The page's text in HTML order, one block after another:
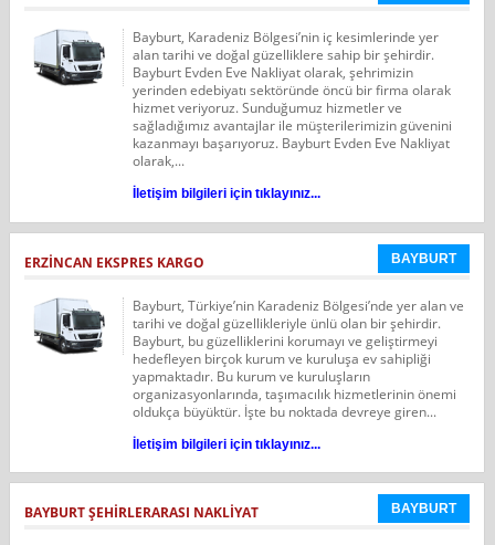
Bayburt, Karadeniz Bölgesi’nin iç kesimlerinde yer
alan tarihi ve doğal güzelliklere sahip bir şehirdir.
Bayburt Evden Eve Nakliyat olarak, şehrimizin
yerinden edebiyatı sektöründe öncü bir firma olarak
hizmet veriyoruz. Sunduğumuz hizmetler ve
sağladığımız avantajlar ile müşterilerimizin güvenini
kazanmayı başarıyoruz. Bayburt Evden Eve Nakliyat
olarak,...
İletişim bilgileri için tıklayınız...
ERZINCAN EKSPRES KARGO BAYBURT
Bayburt, Türkiye’nin Karadeniz Bölgesi’nde yer alan ve
tarihi ve doğal güzellikleriyle ünlü olan bir şehirdir.
Bayburt, bu güzelliklerini korumayı ve geliştirmeyi
hedefleyen birçok kurum ve kuruluşa ev sahipliği
yapmaktadır. Bu kurum ve kuruluşların
organizasyonlarında, taşımacılık hizmetlerinin önemi
oldukça büyüktür. İşte bu noktada devreye giren...
İletişim bilgileri için tıklayınız...
BAYBURT ŞEHIRLERARASI NAKLIYAT BAYBURT